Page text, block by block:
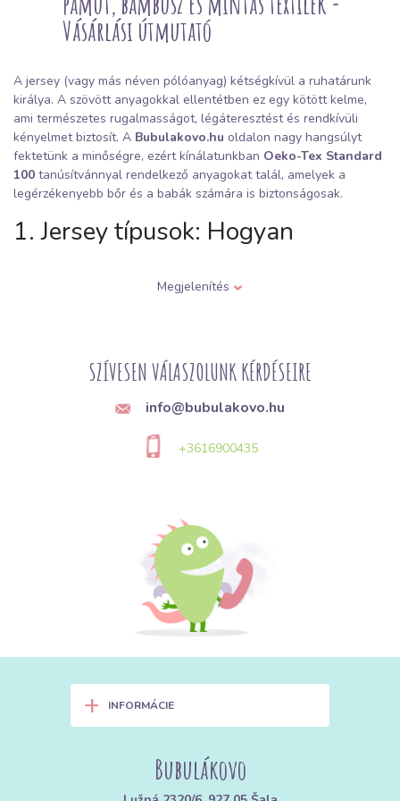
Vásárlási útmutató
A jersey (vagy más néven pólóanyag) kétségkívül a ruhatárunk
királya. A szövött anyagokkal ellentétben ez egy kötött kelme,
ami természetes rugalmasságot, légáteresztést és rendkívüli
kényelmet biztosít. A Bubulakovo.hu oldalon nagy hangsúlyt
fektetünk a minőségre, ezért kínálatunkban Oeko-Tex Standard
100 tanúsítvánnyal rendelkező anyagokat talál, amelyek a
legérzékenyebb bőr és a babák számára is biztonságosak.
1. Jersey típusok: Hogyan
A jersey kiválasztásakor két kulcsfontosságú paraméter van: az
biztosítja a légáteresztést, az 5–8% elasztán pedig gondoskodik
arról, hogy a póló ne nyúljon ki a könyökénél, és mosás után
visszanyerje eredeti alakját.
Cellulózból készül. Vékonyabb, hűvös tapintású
és gyönyörű az esése. Ideális elegáns átlapolós ruhákhoz vagy
A színe és a visszája eltérően néz ki. A
szélei vágás után besodródnak (tipikus pólóanyag).
Mindkét oldala egyforma (sima), stabilabb,
kevésbé pöndörödik és valamivel vastagabb.
140–160 g/m²:Vékony anyagok, ideálisak nyári pólókhoz vagy
alsó rétegnek.
gyerekruházathoz és egész éves viseletű pólókhoz.
Megjelenítés
SZÍVESEN VÁLASZOLUNK KÉRDÉSEIRE
info@bubulakovo.hu
+3616900435
+ INFORMÁCIE
Bubulákovo